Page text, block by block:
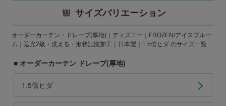
サイズバリエーション
オーダーカーテン・ドレープ(厚地)｜ディズニー｜FROZEN/アイスブルー
ム｜遮光2級・洗える・形状記憶加工｜日本製｜1.5倍ヒダ のサイズ一覧
■ オーダーカーテン ドレープ(厚地)
1.5倍ヒダ